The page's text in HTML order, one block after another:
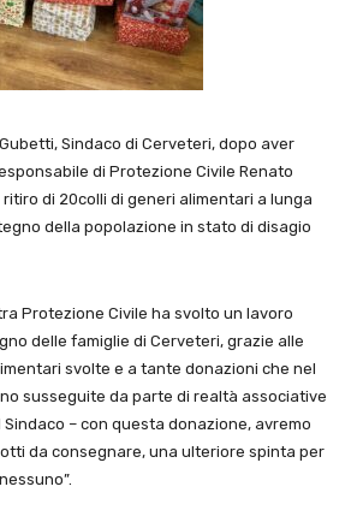
Sindaco di Cerveteri, dopo aver
di Protezione Civile Renato
ritiro di 20colli di generi alimentari a lunga
della popolazione in stato di disagio
Protezione Civile ha svolto un lavoro
delle famiglie di Cerveteri, grazie alle
svolte e a tante donazioni che nel
susseguite da parte di realtà associative
– con questa donazione, avremo
da consegnare, una ulteriore spinta per